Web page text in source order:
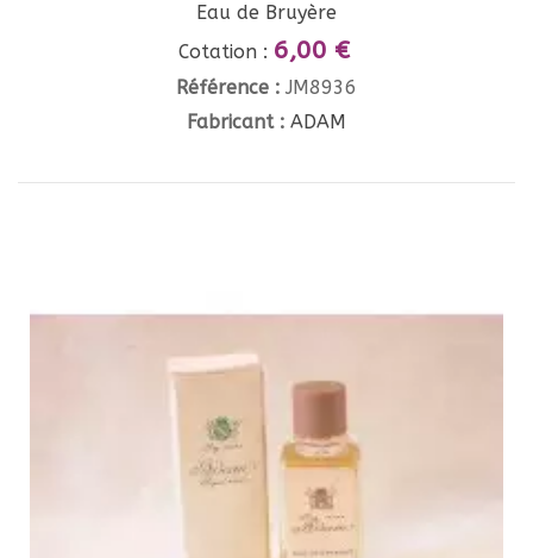
Eau de Bruyère
Cotation : 6,00 €
Référence : JM8936
Fabricant : ADAM